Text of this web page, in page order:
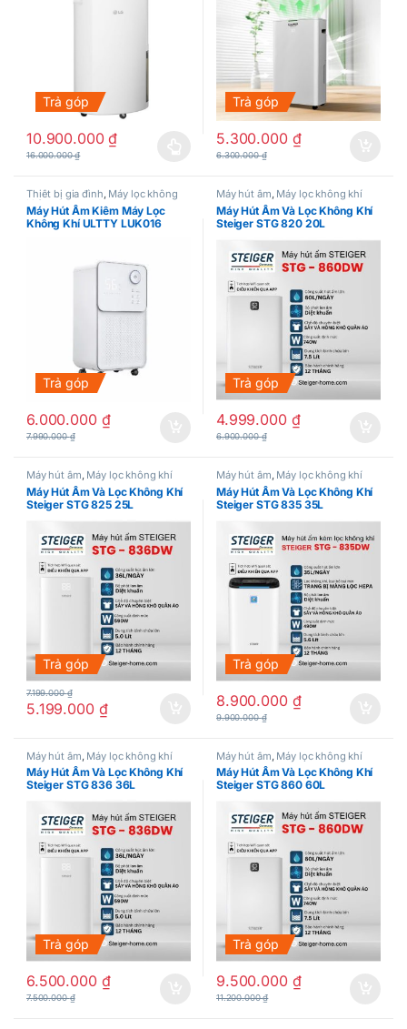
Trả góp
10.900.000₫
16.000.000₫
Sản phẩm này có nhiều biến thể. Các tùy chọn có thể được
Trả góp
5.300.000 ₫
6.300.000₫
Thiết bị gia đình, Máy lọc không
khí
Máy Hút Ẩm Kiêm Máy Lọc
Không Khí ULTTY LUK016
Trả góp
6.000.000 ₫
7.990.000₫
Máy hút ẩm, Máy lọc không khí
Máy Hút Ẩm Và Lọc Không Khí
Steiger STG 820 20L
Trả góp
4.999.000 ₫
6.900.000₫
Máy hút ẩm, Máy lọc không khí
Máy Hút Ẩm Và Lọc Không Khí
Steiger STG 825 25L
Trả góp
5.199.000 ₫
7.199.000₫
Máy hút ẩm, Máy lọc không khí
Máy Hút Ẩm Và Lọc Không Khí
Steiger STG 835 35L
Trả góp
8.900.000 ₫
9.900.000₫
Máy hút ẩm, Máy lọc không khí
Máy Hút Ẩm Và Lọc Không Khí
Steiger STG 836 36L
Trả góp
6.500.000 ₫
7.500.000₫
Máy hút ẩm, Máy lọc không khí
Máy Hút Ẩm Và Lọc Không Khí
Steiger STG 860 60L
Trả góp
9.500.000 ₫
11.200.000₫